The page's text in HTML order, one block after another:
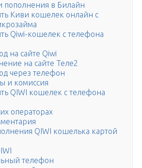
пополнения в Билайн
Киви кошелек онлайн с
Qiwi-кошелек с телефона
на сайте Qiwi
на сайте Теле2
через телефон
и комиссия
QIWI кошелек с телефона
операторах
QIWI кошелька картой
телефон